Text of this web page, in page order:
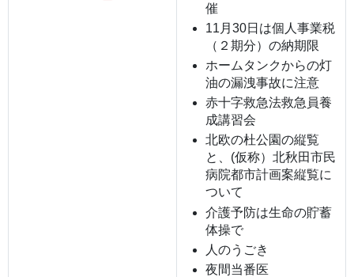
催
11月30日は個人事業税
（２期分）の納期限
ホームタンクからの灯
油の漏洩事故に注意
赤十字救急法救急員養
成講習会
北欧の杜公園の縦覧
と、(仮称）北秋田市民
病院都市計画案縦覧に
ついて
介護予防は生命の貯蓄
体操で
人のうごき
夜間当番医